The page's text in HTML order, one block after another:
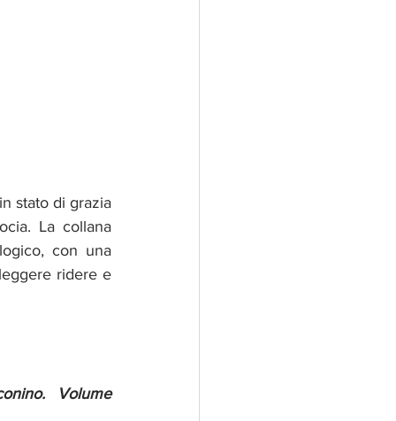
stato di grazia
La collana
con una
ridere e
Volume